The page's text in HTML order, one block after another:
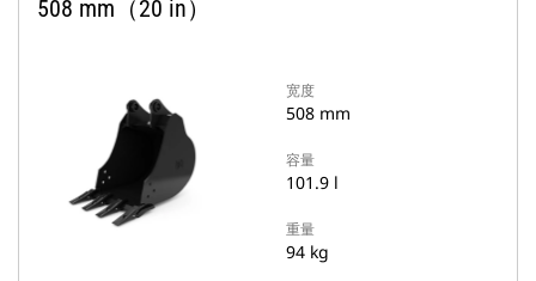
508 mm（20 in）
宽度
508 mm
容量
101.9 l
重量
94 kg